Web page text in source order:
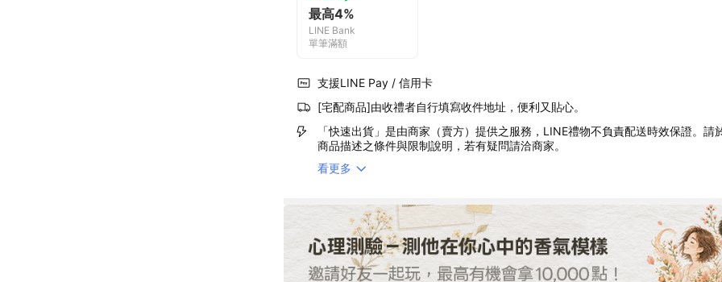
最高4%
LINE Bank
單筆滿額
支援LINE Pay / 信用卡
[宅配商品]由收禮者自行填寫收件地址，便利又貼心。
「快速出貨」是由商家（賣方）提供之服務，LINE禮物不負責配送時效保證。請
商品描述之條件與限制說明，若有疑問請洽商家。
看更多